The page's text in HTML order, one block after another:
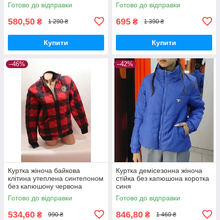
Готово до відправки
580,50 ₴ 1 290 ₴
Купити
Готово до відправки
695 ₴ 1 390 ₴
Купити
–46%
Куртка жіноча байкова
клітина утеплена синтепоном
без капюшону червона
Готово до відправки
534,60 ₴ 990 ₴
–42%
Куртка демісезонна жіноча
стійка без капюшона коротка
синя
Готово до відправки
846,80 ₴ 1 460 ₴